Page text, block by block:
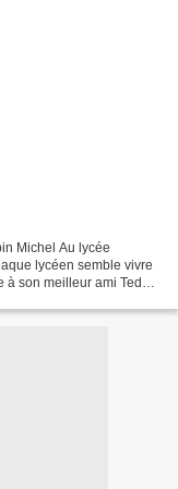
Michel Au lycée
lycéen semble vivre
son meilleur ami Teddy